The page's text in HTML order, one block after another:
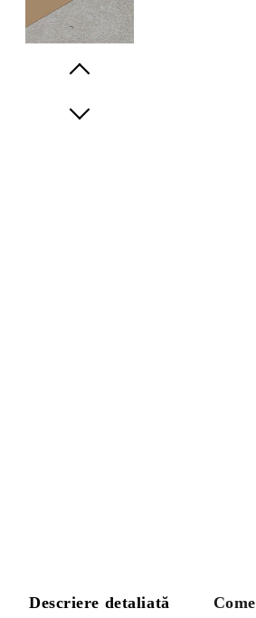
Descriere detaliată